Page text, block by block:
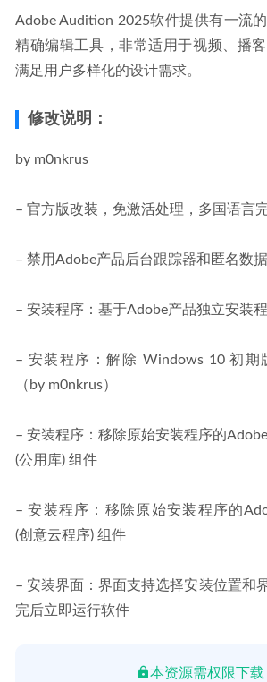
Adobe Audition 2025软件提供有一流
精确编辑工具，非常适用于视频、播
满足用户多样化的设计需求。
修改说明：
by m0nkrus
– 官方版改装，免激活处理，多国语言
– 禁用Adobe产品后台跟踪器和匿名数
– 安装程序：基于Adob​​e产品独立安装
– 安装程序：解除 Windows 10 初期
（by m0nkrus）
– 安装程序：移除原始安装程序的
(公用库) 组件
– 安装程序：移除原始安装程序的
(创意云程序) 组件
– 安装界面：界面支持选择安装位置和
完后立即运行软件
本资源需权限下载